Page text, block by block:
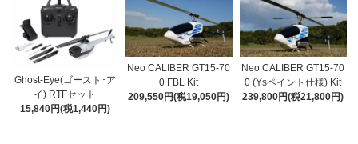
Ghost-Eye(ゴースト･ア
イ) RTFセット
15,840円(税1,440円)
Neo CALIBER GT15-70
0 FBL Kit
209,550円(税19,050円)
Neo CALIBER GT15-70
0 (Ysペイント仕様) Kit
239,800円(税21,800円)